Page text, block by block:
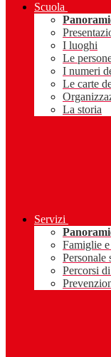
Scuola
I luoghi
Le
I numeri
Le carte
La storia
Servizi
Famiglie
Personale
Percorsi